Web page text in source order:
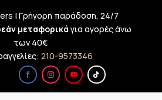
| Γρήγορη παράδοση, 24/7
μεταφορικά για αγορές άνω
των 40€
210-9573346